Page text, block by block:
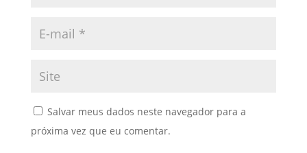
Salvar meus dados neste navegador para a
próxima vez que eu comentar.